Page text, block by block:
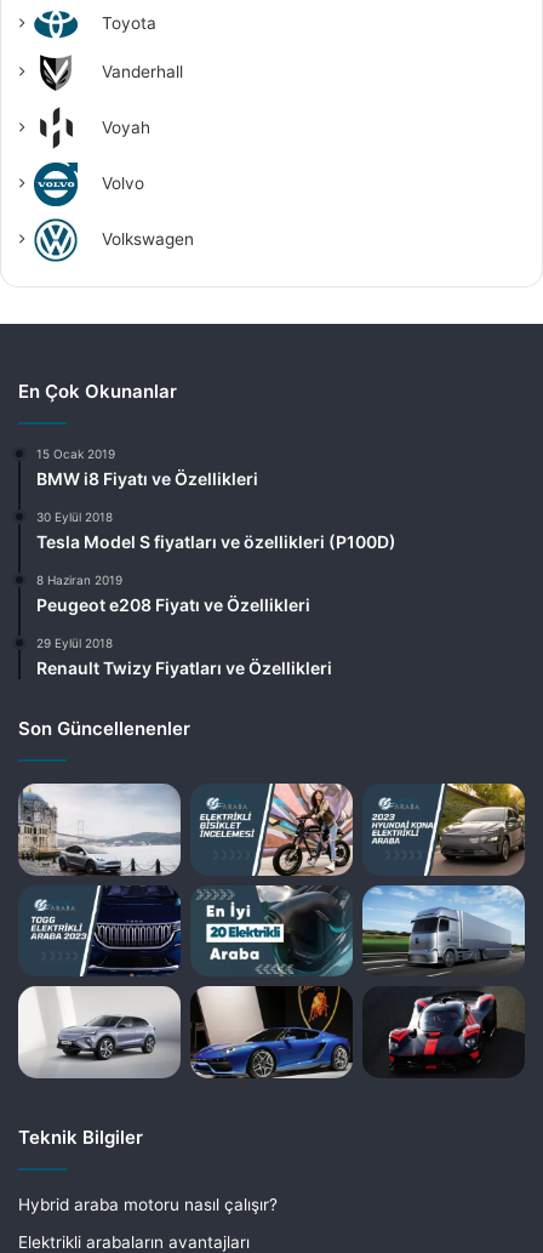
Toyota
Vanderhall
Voyah
Volvo
Volkswagen
En Çok Okunanlar
15 Ocak 2019
BMW i8 Fiyatı ve Özellikleri
30 Eylül 2018
Tesla Model S fiyatları ve özellikleri (P100D)
8 Haziran 2019
Peugeot e208 Fiyatı ve Özellikleri
29 Eylül 2018
Renault Twizy Fiyatları ve Özellikleri
Son Güncellenenler
Teknik Bilgiler
Hybrid araba motoru nasıl çalışır?
Elektrikli arabaların avantajları